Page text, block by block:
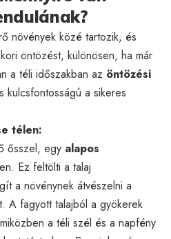
növények közé tartozik, és
öntözést, különösen, ha már
a téli időszakban az öntözési
kulcsfontosságú a sikeres
télen:
ősszel, egy alapos
Ez feltölti a talaj
a növénynek átvészelni a
A fagyott talajból a gyökerek
a téli szél és a napfény